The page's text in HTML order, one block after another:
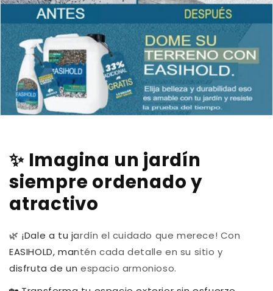
✨ Imagina un jardín
siempre ordenado y
atractivo
🌿 ¡Dale a tu jardín el cuidado que merece!​ Con
EASIHOLD, mantén cada detalle en su sitio y
disfruta de un espacio armonioso.​